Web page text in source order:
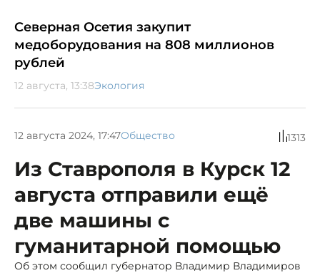
Северная Осетия закупит
медоборудования на 808 миллионов
рублей
12 августа, 13:38Экология
12 августа 2024, 17:47Общество 1313
Из Ставрополя в Курск 12
августа отправили ещё
две машины с
гуманитарной помощью
Об этом сообщил губернатор Владимир Владимиров